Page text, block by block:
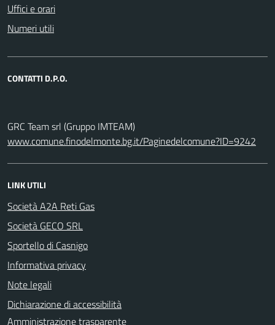
Uffici e orari
Numeri utili
CONTATTI D.P.O.
GRC Team srl (Gruppo IMTEAM)
www.comune.finodelmonte.bg.it/Paginedelcomune?ID=9242
LINK UTILI
Società A2A Reti Gas
Società GECO SRL
Sportello di Casnigo
Informativa privacy
Note legali
Dichiarazione di accessibilità
Amministrazione trasparente